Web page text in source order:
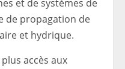
et de systèmes de
de propagation de
et hydrique.
accès aux